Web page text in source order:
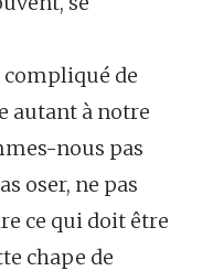
compliqué de
autant à notre
nous pas
oser, ne pas
ce qui doit être
chape de